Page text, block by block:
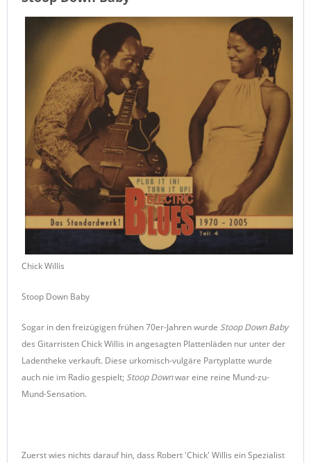
Chick Willis
Stoop Down Baby
Sogar in den freizügigen frühen 70er-Jahren wurde Stoop Down Baby
des Gitarristen Chick Willis in angesagten Plattenläden nur unter der
Ladentheke verkauft. Diese urkomisch-vulgäre Partyplatte wurde
auch nie im Radio gespielt; Stoop Downwar eine reine Mund-zu-
Mund-Sensation.
Zuerst wies nichts darauf hin, dass Robert 'Chick' Willis ein Spezialist